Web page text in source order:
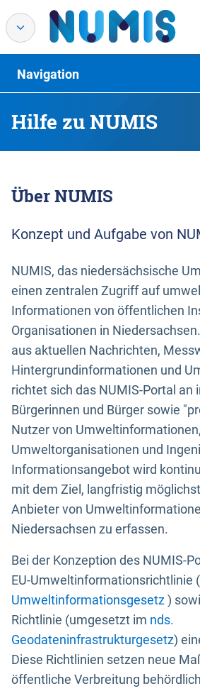
Hilfe zu NUMIS
Navigation
Über NUMIS
Konzept und Aufgabe von
NUMIS, das niedersächsische
einen zentralen Zugriff auf
Informationen von öffentlichen
Organisationen in
aus aktuellen Nachrichten,
Hintergrundinformationen und
richtet sich das NUMIS-Portal an
Bürgerinnen und Bürger sowie
Nutzer von
Umweltorganisationen und
Informationsangebot wird
mit dem Ziel, langfristig
Anbieter von
Niedersachsen zu erfassen.
Bei der Konzeption des NUMIS-
EU-Umweltinformationsrichtlinie
Umweltinformationsgesetz)
Richtlinie (umgesetzt im nds.
Geodateninfrastrukturgesetz)
Diese Richtlinien setzen neue
öffentliche Verbreitung